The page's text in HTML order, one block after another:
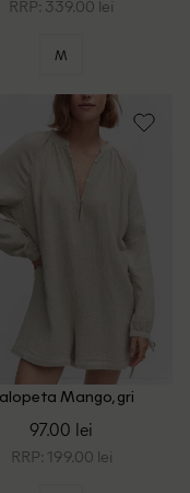
RRP: 339.00 lei
M
Mango, gri
97.00 lei
RRP: 199.00 lei